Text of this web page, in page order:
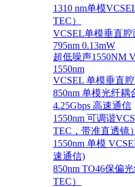
1310 nm单模
TEC）
VCSEL单模垂直
795nm 0.13mW
超低噪声1550NM
1550nm
VCSEL 单模垂直
850nm 单模光纤耦
4.25Gbps 高速通信
1550nm 可调谐
TEC，带准直透镜）
1550nm 单模
速通信)
850nm TO46保偏
TEC）